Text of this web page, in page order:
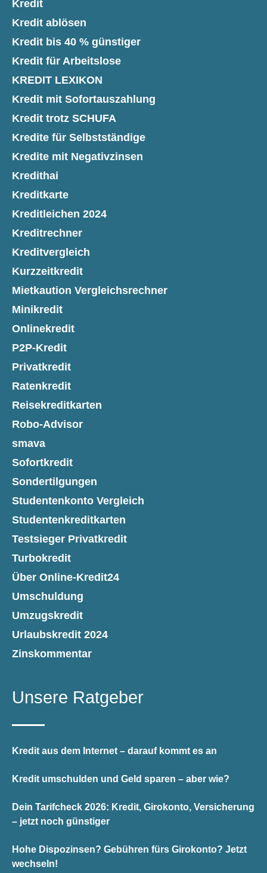
Kredit
Kredit ablösen
Kredit bis 40 % günstiger
Kredit für Arbeitslose
KREDIT LEXIKON
Kredit mit Sofortauszahlung
Kredit trotz SCHUFA
Kredite für Selbstständige
Kredite mit Negativzinsen
Kredithai
Kreditkarte
Kreditleichen 2024
Kreditrechner
Kreditvergleich
Kurzzeitkredit
Mietkaution Vergleichsrechner
Minikredit
Onlinekredit
P2P-Kredit
Privatkredit
Ratenkredit
Reisekreditkarten
Robo-Advisor
smava
Sofortkredit
Sondertilgungen
Studentenkonto Vergleich
Studentenkreditkarten
Testsieger Privatkredit
Turbokredit
Über Online-Kredit24
Umschuldung
Umzugskredit
Urlaubskredit 2024
Zinskommentar
Unsere Ratgeber
Kredit aus dem Internet – darauf kommt es an
Kredit umschulden und Geld sparen – aber wie?
Dein Tarifcheck 2026: Kredit, Girokonto, Versicherung
– jetzt noch günstiger
Hohe Dispozinsen? Gebühren fürs Girokonto? Jetzt
wechseln!